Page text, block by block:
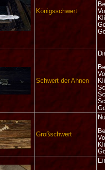
Königsschwert
Schwert der Ahnen
Großschwert